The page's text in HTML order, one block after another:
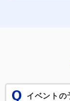
イベントの